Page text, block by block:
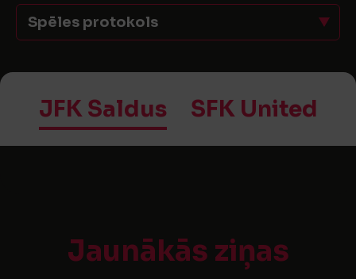
Spēles protokols
JFK Saldus SFK United
Jaunākās ziņas